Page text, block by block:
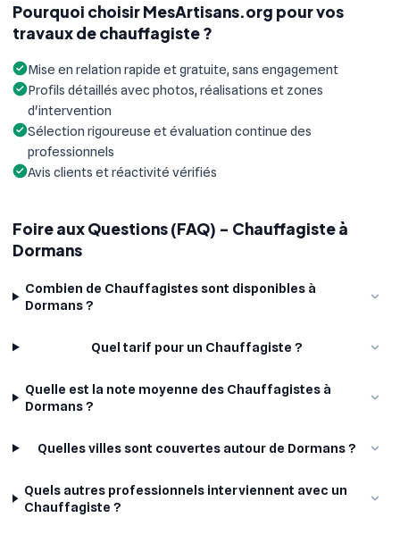
Pourquoi choisir MesArtisans.org pour vos
travaux de chauffagiste ?
Mise en relation rapide et gratuite, sans engagement
Profils détaillés avec photos, réalisations et zones
d'intervention
Sélection rigoureuse et évaluation continue des
professionnels
Avis clients et réactivité vérifiés
Foire aux Questions (FAQ) - Chauffagiste à
Dormans
Combien de Chauffagistes sont disponibles à
Dormans ?
Quel tarif pour un Chauffagiste ?
Quelle est la note moyenne des Chauffagistes à
Dormans ?
Quelles villes sont couvertes autour de Dormans ?
Quels autres professionnels interviennent avec un
Chauffagiste ?